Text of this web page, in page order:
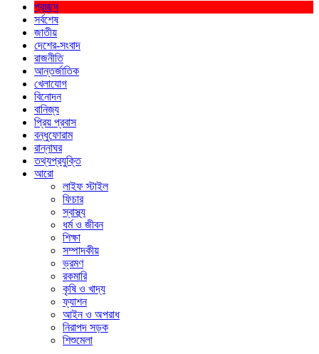
প্রচ্ছদ
সর্বশেষ
জাতীয়
দেশের-সংবাদ
রাজনীতি
আন্তর্জাতিক
খেলাযোগ
বিনোদন
বানিজ্য
প্রিয় প্রবাস
বন্ধুফোরাম
রান্নাঘর
তথ্যপ্রযুক্তি
আরো
লাইফ স্টাইল
ফিচার
স্বাস্থ্য
ধর্ম ও জীবন
শিক্ষা
সম্পাদকীয়
ভ্রমণ
রকমারি
কৃষি ও খাদ্য
ফ্যাশন
আইন ও অপরাধ
নিরাপদ সড়ক
শিশুমেলা